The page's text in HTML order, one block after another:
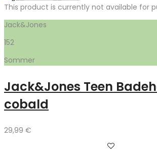
This product is currently not available for
Jack&Jones
152
Sommer
Jack&Jones Teen
cobald
29,99 €